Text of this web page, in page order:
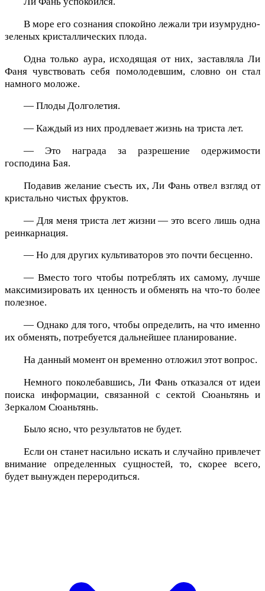
В море его сознания спокойно лежали три изумрудно-
зеленых кристаллических плода.
Одна только аура, исходящая от них, заставляла Ли
Фаня чувствовать себя помолодевшим, словно он стал
намного моложе.
— Плоды Долголетия.
— Каждый из них продлевает жизнь на триста лет.
— Это награда за разрешение одержимости
господина Бая.
Подавив желание съесть их, Ли Фань отвел взгляд от
кристально чистых фруктов.
— Для меня триста лет жизни — это всего лишь одна
реинкарнация.
— Но для других культиваторов это почти бесценно.
— Вместо того чтобы потреблять их самому, лучше
максимизировать их ценность и обменять на что-то более
полезное.
— Однако для того, чтобы определить, на что именно
их обменять, потребуется дальнейшее планирование.
На данный момент он временно отложил этот вопрос.
Немного поколебавшись, Ли Фань отказался от идеи
поиска информации, связанной с сектой Сюаньтянь и
Зеркалом Сюаньтянь.
Было ясно, что результатов не будет.
Если он станет насильно искать и случайно привлечет
внимание определенных сущностей, то, скорее всего,
будет вынужден переродиться.